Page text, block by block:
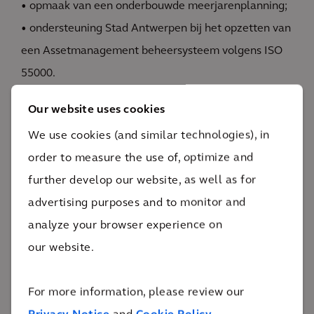
Our website uses cookies
We use cookies (and similar technologies), in
order to measure the use of, optimize and
further develop our website, as well as for
advertising purposes and to monitor and
analyze your browser experience on
our website.
For more information, please review our
• opmaak van een onderbouwde meerjarenplanning;
• ondersteuning Stad Antwerpen bij het opzetten van
een Assetmanagement beheersysteem volgens ISO
55000.
Impact
We professionaliseren het assetbeheer van Stad
Antwerpen. Alle kunstwerken kunnen optimaal